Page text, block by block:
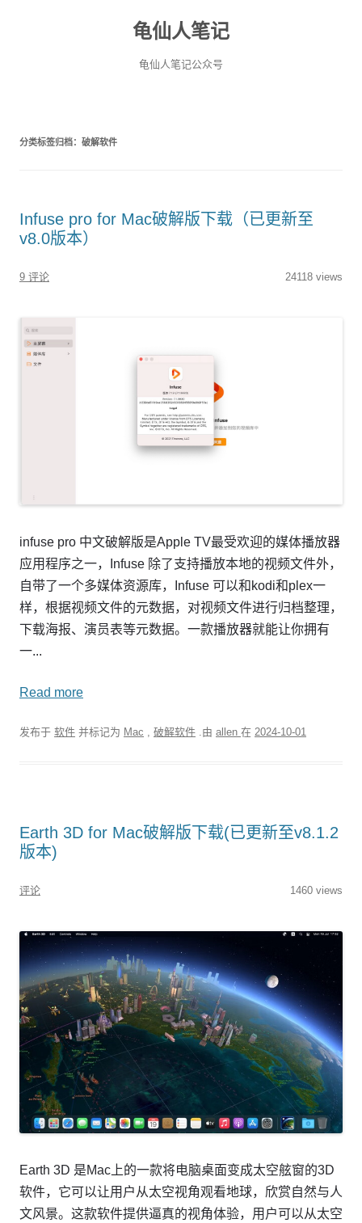
龟仙人笔记
龟仙人笔记公众号
分类标签归档： 破解软件
Infuse pro for Mac破解版下载（已更新至
v8.0版本）
9 评论 24118 views
infuse pro 中文破解版是Apple TV最受欢迎的媒体播放器
应用程序之一，Infuse 除了支持播放本地的视频文件外，
自带了一个多媒体资源库，Infuse 可以和kodi和plex一
样，根据视频文件的元数据，对视频文件进行归档整理，
下载海报、演员表等元数据。一款播放器就能让你拥有
一...
Read more
发布于 软件 并标记为 Mac , 破解软件 .由 allen 在 2024-10-01
Earth 3D for Mac破解版下载(已更新至v8.1.2
版本)
评论 1460 views
Earth 3D 是Mac上的一款将电脑桌面变成太空舷窗的3D
软件，它可以让用户从太空视角观看地球，欣赏自然与人
文风景。这款软件提供逼真的视角体验，用户可以从太空